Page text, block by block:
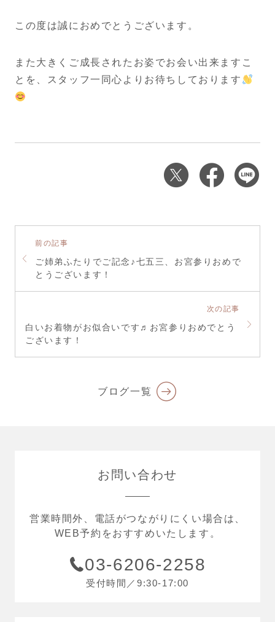
この度は誠におめでとうございます。
また大きくご成長されたお姿でお会い出来ますこ
とを、スタッフ一同心よりお待ちしております
前の記事
ご姉弟ふたりでご記念♪七五三、お宮参りおめで
とうございます！
次の記事
白いお着物がお似合いです♬お宮参りおめでとう
ございます！
ブログ一覧
お問い合わせ
営業時間外、電話がつながりにくい場合は、
WEB予約をおすすめいたします。
03-6206-2258
受付時間／9:30-17:00